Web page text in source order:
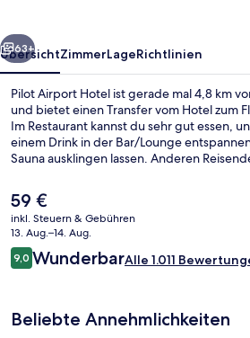
Weiter
63+
ÜbersichtZimmerLageRichtlinien
Pilot Airport Hotel ist gerade mal 4,8 km
und bietet einen Transfer vom Hotel zum
Im Restaurant kannst du sehr gut essen,
einem Drink in der Bar/Lounge
Sauna ausklingen lassen. Anderen
Der
aktuelle
Preis
beträgt
59 €.
59 €
inkl. Steuern & Gebühren
13. Aug.–14. Aug.
Bewertungen
9,09,0 von 10.
WunderbarAlle 1.011
Beliebte Annehmlichkeiten